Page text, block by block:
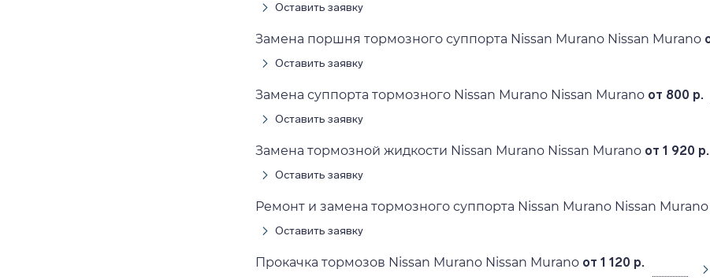
Оставить заявку
Замена поршня тормозного суппорта Nissan Murano Nissan Murano
Оставить заявку
Замена суппорта тормозного Nissan Murano Nissan Murano от 800 р.
Оставить заявку
Замена тормозной жидкости Nissan Murano Nissan Murano от 1 920 р.
Оставить заявку
Ремонт и замена тормозного суппорта Nissan Murano Nissan Murano
Оставить заявку
Прокачка тормозов Nissan Murano Nissan Murano от 1 120 р.